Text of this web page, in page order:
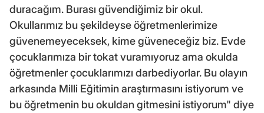
duracağım. Burası güvendiğimiz bir okul.
Okullarımız bu şekildeyse öğretmenlerimize
güvenemeyeceksek, kime güveneceğiz biz. Evde
çocuklarımıza bir tokat vuramıyoruz ama okulda
öğretmenler çocuklarımızı darbediyorlar. Bu olayın
arkasında Milli Eğitimin araştırmasını istiyorum ve
bu öğretmenin bu okuldan gitmesini istiyorum" diye